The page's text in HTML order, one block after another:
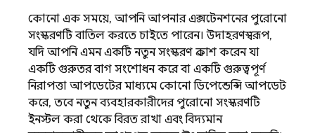
কোনো এক সময়ে, আপনি আপনার এক্সটেনশনের পুরোনো
সংস্করণটি বাতিল করতে চাইতে পারেন। উদাহরণস্বরূপ,
যদি আপনি এমন একটি নতুন সংস্করণ প্রকাশ করেন যা
একটি গুরুতর বাগ সংশোধন করে বা একটি গুরুত্বপূর্ণ
নিরাপত্তা আপডেটের মাধ্যমে কোনো ডিপেন্ডেন্সি আপডেট
করে, তবে নতুন ব্যবহারকারীদের পুরোনো সংস্করণটি
ইনস্টল করা থেকে বিরত রাখা এবং বিদ্যমান